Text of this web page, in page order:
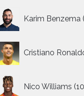
Karim Benzema
Cristiano
Nico Williams 10